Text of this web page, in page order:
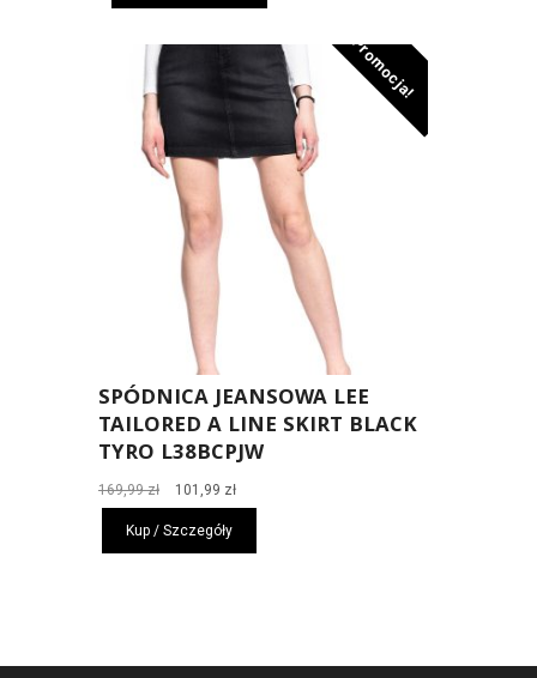
159,99 zł.95,99 zł.
Promocja!
SPÓDNICA JEANSOWA LEE
TAILORED A LINE SKIRT BLACK
TYRO L38BCPJW
169,99zł
Pierwotna
cena
wynosiła:
169,99 zł.
101,99 złAktualna
cena
101,99 zł.
Kup / Szczegóły